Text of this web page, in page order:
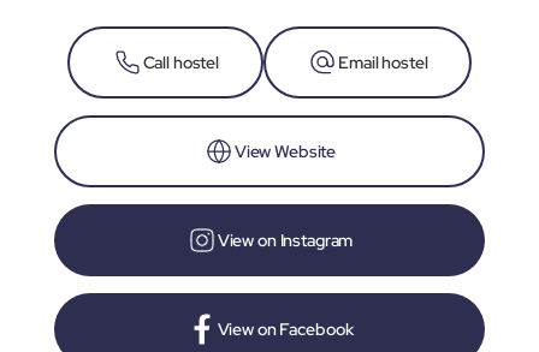
Call hostel Email hostel
View Website
View on Instagram
View on Facebook